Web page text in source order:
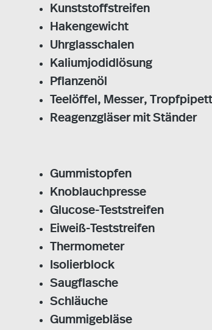
Kunststoffstreifen
Hakengewicht
Uhrglasschalen
Kaliumjodidlösung
Pflanzenöl
Teelöffel, Messer,
Reagenzgläser mit Ständer
Gummistopfen
Knoblauchpresse
Glucose-Teststreifen
Eiweiß-Teststreifen
Thermometer
Isolierblock
Saugflasche
Schläuche
Gummigebläse